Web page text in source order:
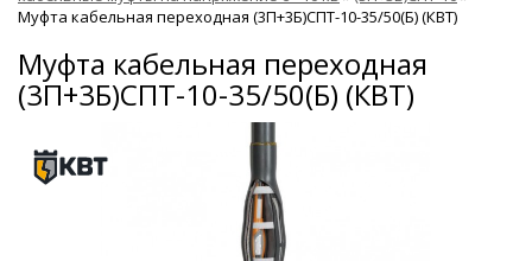
Муфта кабельная переходная (3П+3Б)СПТ-10-35/50(Б) (КВТ)
Муфта кабельная переходная
(3П+3Б)СПТ-10-35/50(Б) (КВТ)